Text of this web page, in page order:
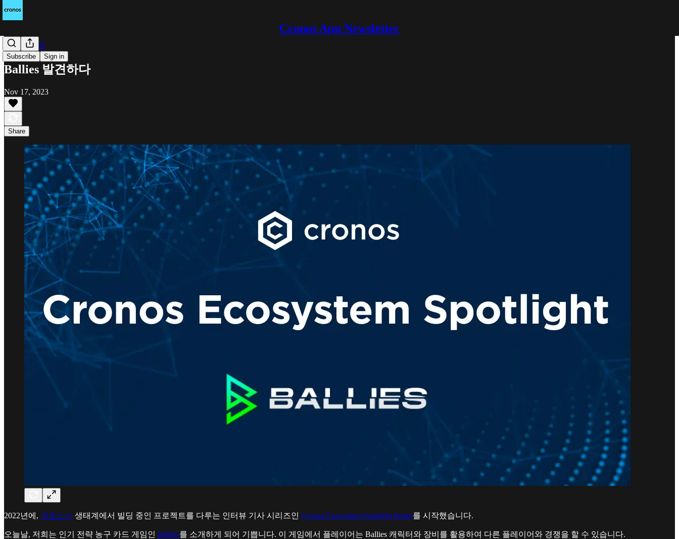
Cronos App Newsletter
Subscribe Sign in
Cronos 한국
Ballies 발견하다
Nov 17, 2023
Share
2022년에, 크로노스 생태계에서 빌딩 중인 프로젝트를 다루는 인터뷰 기사 시리즈인 Cronos Ecosystem Spotlight Series를 시작했습니다.
오늘날, 저희는 인기 전략 농구 카드 게임인 Ballies를 소개하게 되어 기쁩니다. 이 게임에서 플레이어는 Ballies 캐릭터와 장비를 활용하여 다른 플레이어와 경쟁을 할 수 있습니다.